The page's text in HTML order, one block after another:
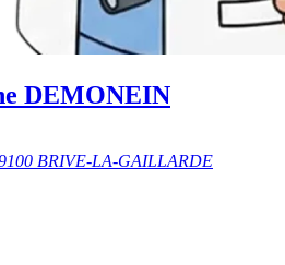
DEMONEIN
BRIVE-LA-GAILLARDE